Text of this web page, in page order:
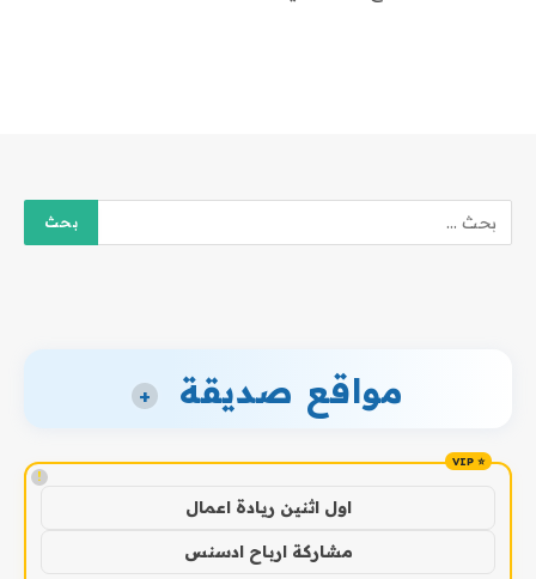
مواقع صديقة +
!
اول اثنين ريادة اعمال
مشاركة ارباح ادسنس